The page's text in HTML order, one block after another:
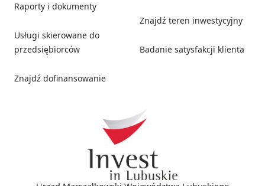
Raporty i dokumenty
Usługi skierowane do
przedsiębiorców
Znajdź dofinansowanie
Znajdź teren inwestycyjny
Badanie satysfakcji klienta